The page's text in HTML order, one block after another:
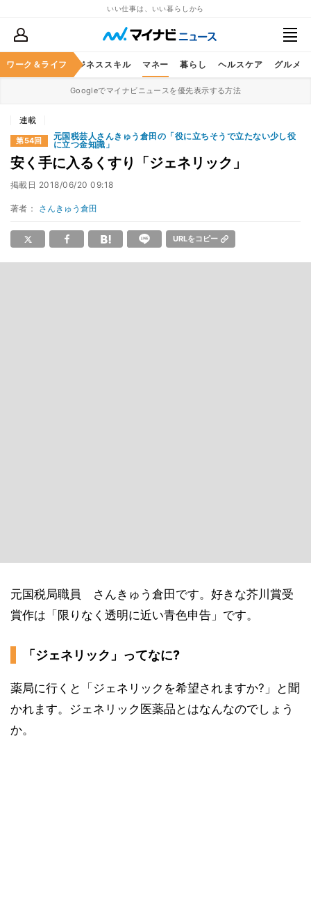
いい仕事は、いい暮らしから
ワーク＆ライフ
キャリア ビジネススキル マネー 暮らし ヘルスケア グルメ
Googleでマイナビニュースを優先表示する方法
連載
第54回
元国税芸人さんきゅう倉田の「役に立ちそうで立たない少し役
に立つ金知識」
安く手に入るくすり「ジェネリック」
掲載日 2018/06/20 09:18
著者： さんきゅう倉田
URLをコピー
元国税局職員 さんきゅう倉田です。好きな芥川賞受
賞作は「限りなく透明に近い青色申告」です。
「ジェネリック」ってなに?
薬局に行くと「ジェネリックを希望されますか?」と聞
かれます。ジェネリック医薬品とはなんなのでしょう
か。